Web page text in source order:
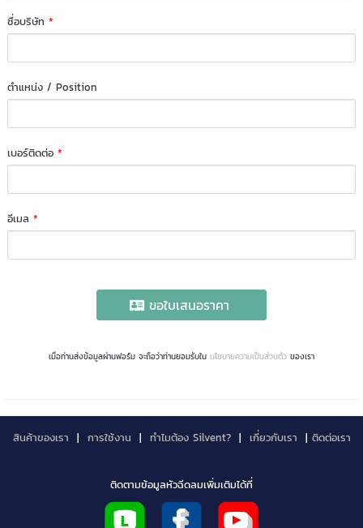
ชื่อบริษัท*
ตำแหน่ง / Position
เบอร์ติดต่อ*
อีเมล*
ขอใบเสนอราคา
เมื่อท่านส่งข้อมูลผ่านฟอร์ม จะถือว่าท่านยอมรับใน นโยบายความเป็นส่วนตัว ของเรา
สินค้าของเรา | การใช้งาน | ทำไมต้อง Silvent?| เกี่ยวกับเรา | ติดต่อเรา
ติดตามข้อมูลหัวฉีดลมเพิ่มเติมได้ที่